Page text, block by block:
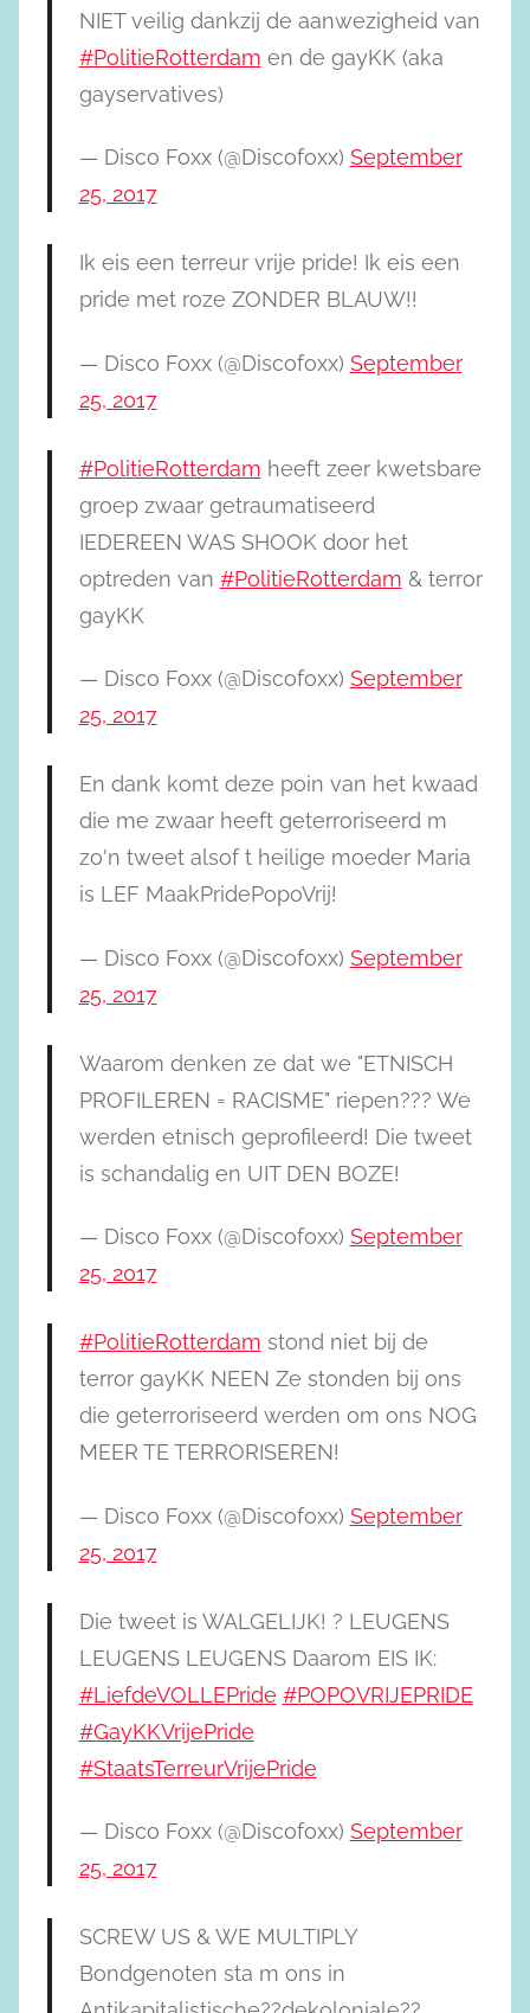
NIET veilig dankzij de aanwezigheid van
#PolitieRotterdam en de gayKK (aka
gayservatives)
— Disco Foxx (@Discofoxx) September
25, 2017
Ik eis een terreur vrije pride! Ik eis een
pride met roze ZONDER BLAUW!!
— Disco Foxx (@Discofoxx) September
25, 2017
#PolitieRotterdam heeft zeer kwetsbare
groep zwaar getraumatiseerd
IEDEREEN WAS SHOOK door het
optreden van #PolitieRotterdam & terror
gayKK
— Disco Foxx (@Discofoxx) September
25, 2017
En dank komt deze poin van het kwaad
die me zwaar heeft geterroriseerd m
zo'n tweet alsof t heilige moeder Maria
is LEF MaakPridePopoVrij!
— Disco Foxx (@Discofoxx) September
25, 2017
Waarom denken ze dat we "ETNISCH
PROFILEREN = RACISME" riepen??? We
werden etnisch geprofileerd! Die tweet
is schandalig en UIT DEN BOZE!
— Disco Foxx (@Discofoxx) September
25, 2017
#PolitieRotterdam stond niet bij de
terror gayKK NEEN Ze stonden bij ons
die geterroriseerd werden om ons NOG
MEER TE TERRORISEREN!
— Disco Foxx (@Discofoxx) September
25, 2017
Die tweet is WALGELIJK! ? LEUGENS
LEUGENS LEUGENS Daarom EIS IK:
#LiefdeVOLLEPride #POPOVRIJEPRIDE
#GayKKVrijePride
#StaatsTerreurVrijePride
— Disco Foxx (@Discofoxx) September
25, 2017
SCREW US & WE MULTIPLY
Bondgenoten sta m ons in